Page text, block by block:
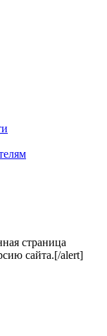
страница
сайта.[/alert]